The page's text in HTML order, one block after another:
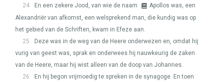
24 En een zekere Jood, van wie de naam
Apollos was, een
Alexandriër van afkomst, een welsprekend man, die kundig was op
het gebied van de Schriften, kwam in Efeze aan.
25
Deze was in de weg van de Heere onderwezen en, omdat hij
vurig van geest was, sprak en onderwees hij nauwkeurig de zaken
van de Heere, maar hij wist alleen van de doop van Johannes.
26
En hij begon vrijmoedig te spreken in de synagoge. En toen